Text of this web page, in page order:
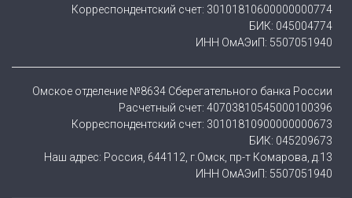
Корреспондентский счет: 30101810600000000774
БИК: 045004774
ИНН ОмАЭиП: 5507051940
Омское отделение №8634 Сберегательного банка России
Расчетный счет: 40703810545000100396
Корреспондентский счет: 30101810900000000673
БИК: 045209673
Наш адрес: Россия, 644112, г.Омск, пр-т Комарова, д.13
ИНН ОмАЭиП: 5507051940